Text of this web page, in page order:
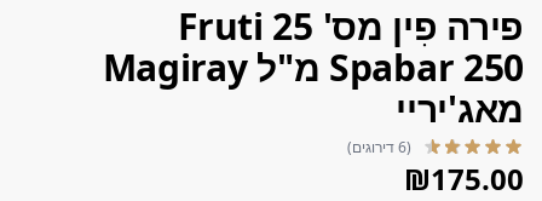
פירה פִין מס' 25 Fruti
Spabar 250 מ"ל Magiray
מאג'יריי
(6 דירוגים)
₪175.00